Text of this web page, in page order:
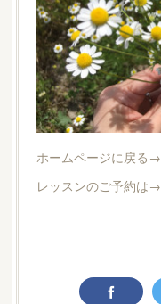
ホームページに戻る→
レッスンのご予約は→